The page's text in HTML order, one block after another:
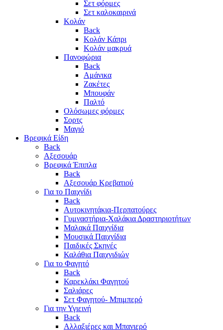
Σετ φόρμες
Σετ καλοκαιρινά
Κολάν
Back
Κολάν Κάπρι
Κολάν μακρυά
Πανοφώρια
Back
Αμάνικα
Ζακέτες
Μπουφάν
Παλτό
Ολόσωμες φόρμες
Σορτς
Μαγιό
Βρεφικά Είδη
Back
Αξεσουάρ
Βρεφικά Έπιπλα
Back
Αξεσουάρ Κρεβατιού
Για το Παιχνίδι
Back
Αυτοκινητάκια-Περπατούρες
Γυμναστήρια-Χαλάκια Δραστηριοτήτων
Μαλακά Παιχνίδια
Μουσικά Παιχνίδια
Παιδικές Σκηνές
Καλάθια Παιχνιδιών
Για το Φαγητό
Back
Καρεκλάκι Φαγητού
Σαλιάρες
Σετ Φαγητού- Μπιμπερό
Για την Υγιεινή
Back
Αλλαξιέρες και Μπανιερό